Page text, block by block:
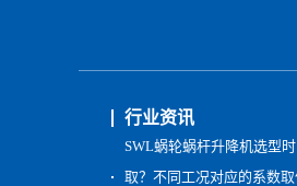
行业资讯
SWL蜗轮蜗杆升降机选型
取？不同工况对应的系数